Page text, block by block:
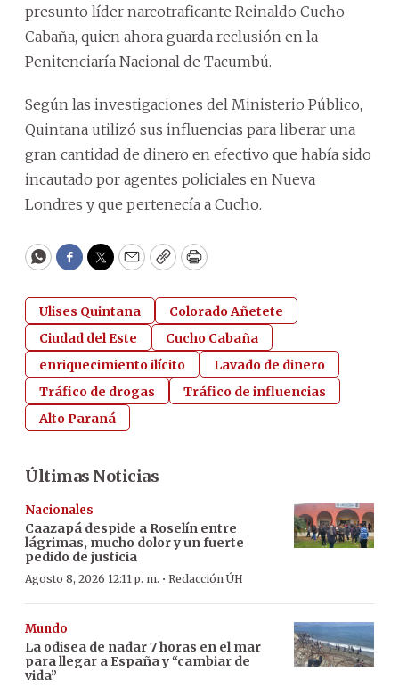
presunto líder narcotraficante Reinaldo Cucho
Cabaña, quien ahora guarda reclusión en la
Penitenciaría Nacional de Tacumbú.
Según las investigaciones del Ministerio Público,
Quintana utilizó sus influencias para liberar una
gran cantidad de dinero en efectivo que había sido
incautado por agentes policiales en Nueva
Londres y que pertenecía a Cucho.
WhatsApp
Facebook
Twitter
EmailCopyPrint
Ulises Quintana
Colorado Añetete
Ciudad del Este
Cucho Cabaña
enriquecimiento ilícito
Lavado de dinero
Tráfico de drogas
Tráfico de influencias
Alto Paraná
Últimas Noticias
Nacionales
Caazapá despide a Roselín entre
lágrimas, mucho dolor y un fuerte
pedido de justicia
Agosto 8, 2026 12:11 p. m. · Redacción ÚH
Mundo
La odisea de nadar 7 horas en el mar
para llegar a España y “cambiar de
vida”